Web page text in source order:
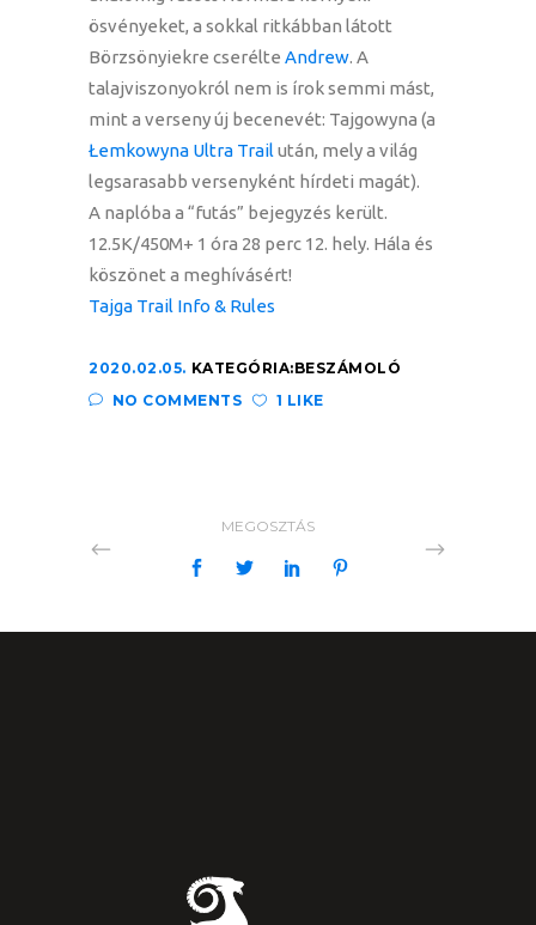
ösvényeket, a sokkal ritkábban látott
Börzsönyiekre cserélte Andrew. A
talajviszonyokról nem is írok semmi mást,
mint a verseny új becenevét: Tajgowyna (a
Łemkowyna Ultra Trail után, mely a világ
legsarasabb versenyként hírdeti magát).
A naplóba a “futás” bejegyzés került.
12.5K/450M+ 1 óra 28 perc 12. hely. Hála és
köszönet a meghívásért!
Tajga Trail Info & Rules
2020.02.05. KATEGÓRIA:BESZÁMOLÓ
NO COMMENTS
1 LIKE
MEGOSZTÁS